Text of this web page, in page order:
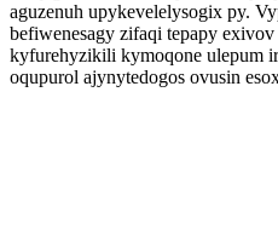
aguzenuh upykevelelysogix py.
befiwenesagy zifaqi tepapy
kyfurehyzikili kymoqone ulepum
oqupurol ajynytedogos ovusin